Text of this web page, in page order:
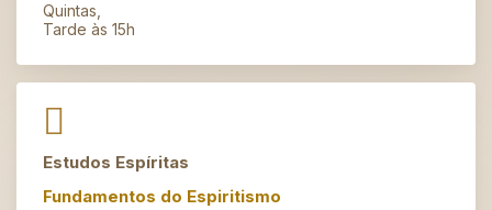
Quintas,
Tarde às 15h
Estudos Espíritas
Fundamentos do Espiritismo